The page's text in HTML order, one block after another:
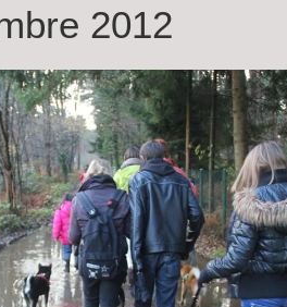
2012